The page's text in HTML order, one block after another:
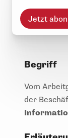
Jetzt
Begriff
Vom
der